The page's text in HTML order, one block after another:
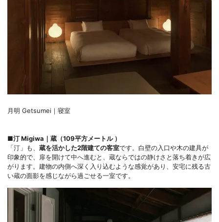
月明 Getsumei｜寝室
■汀 Migiwa｜蔵（109平方メートル ）
「汀」も、 蔵を活かした2階建ての客室です。白壁の入口や木の建具が
印象的で、扉を開けて中へ進むと、蔵ならではの静けさと落ち着きが広
がります。建物の内側へ深く入り込むような感覚があり、安宅に残る古
い蔵の面影を感じながら過ごせる一室です。